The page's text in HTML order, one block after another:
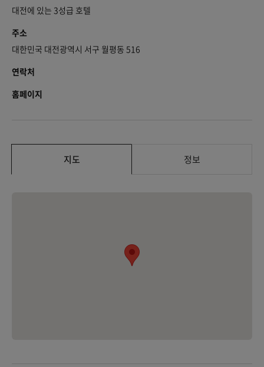
대전에 있는 3성급 호텔
주소
대한민국 대전광역시 서구 월평동 516
연락처
홈페이지
지도 정보